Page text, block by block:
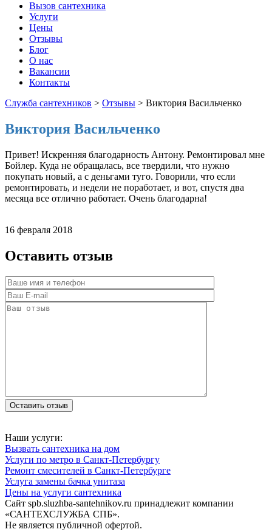
Вызов сантехника
Услуги
Цены
Отзывы
Блог
О нас
Вакансии
Контакты
Служба сантехников > Отзывы > Виктория Васильченко
Виктория Васильченко
Привет! Искренняя благодарность Антону. Ремонтировал мне
Бойлер. Куда не обращалась, все твердили, что нужно
покупать новый, а с деньгами туго. Говорили, что если
ремонтировать, и недели не поработает, и вот, спустя два
месяца все отлично работает. Очень благодарна!
16 февраля 2018
Оставить отзыв
Наши услуги:
Вызвать сантехника на дом
Услуги по метро в Санкт-Петербургу
Ремонт смесителей в Санкт-Петербурге
Услуга замены бачка унитаза
Цены на услуги сантехника
Сайт spb.sluzhba-santehnikov.ru принадлежит компании
«САНТЕХСЛУЖБА СПБ».
Не является публичной офертой.